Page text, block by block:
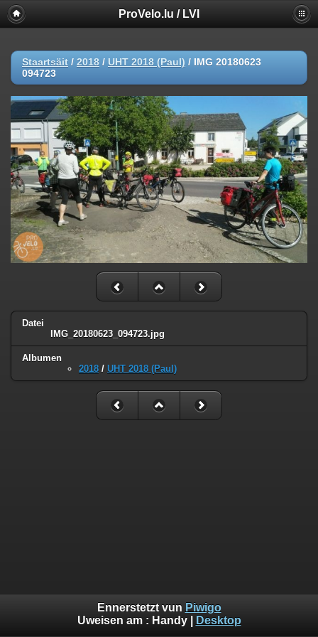
ProVelo.lu / LVI
Staartsäit / 2018 / UHT 2018 (Paul) / IMG 20180623
094723
Datei
IMG_20180623_094723.jpg
Albumen
2018 / UHT 2018 (Paul)
Ennerstetzt vun Piwigo
Uweisen am : Handy| Desktop